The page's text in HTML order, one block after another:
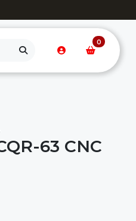
0
63 CNC